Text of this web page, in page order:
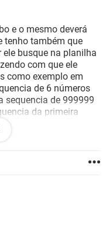
e o mesmo deverá
tenho também que
ele busque na planilha
com que ele
como exemplo em
de 6 números
sequencia de 999999
da primeira
ajudar ficarei muito